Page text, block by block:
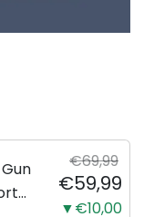
€69,99
€59,99
▼€10,00